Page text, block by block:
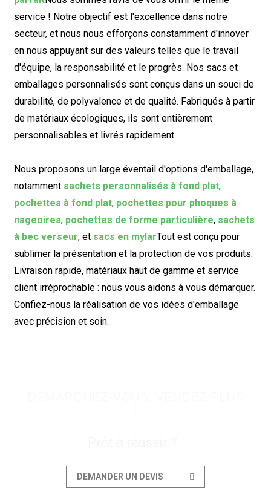
service ! Notre objectif est l'excellence dans notre
secteur, et nous nous efforçons constamment d'innover
en nous appuyant sur des valeurs telles que le travail
d'équipe, la responsabilité et le progrès. Nos sacs et
emballages personnalisés sont conçus dans un souci de
durabilité, de polyvalence et de qualité. Fabriqués à partir
de matériaux écologiques, ils sont entièrement
personnalisables et livrés rapidement.
Nous proposons un large éventail d'options d'emballage,
notamment sachets personnalisés à fond plat,
pochettes à fond plat, pochettes pour phoques à
nageoires, pochettes de forme particulière, sachets
à bec verseur, et sacs en mylarTout est conçu pour
sublimer la présentation et la protection de vos produits.
Livraison rapide, matériaux haut de gamme et service
client irréprochable : nous vous aidons à vous démarquer.
Confiez-nous la réalisation de vos idées d'emballage
avec précision et soin.
DEMANDER UN DEVIS